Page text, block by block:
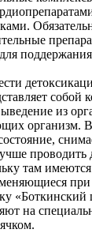
собой
из
организм. В
проводить
там
«Боткинский
на